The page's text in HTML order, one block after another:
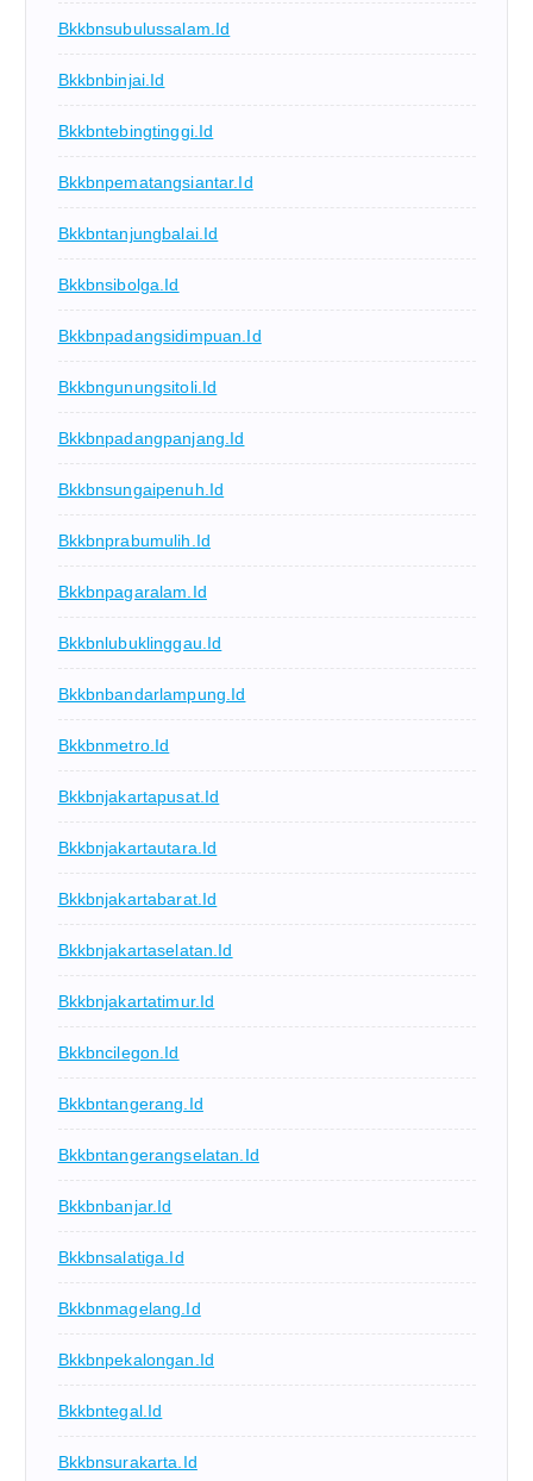
Bkkbnsubulussalam.id
Bkkbnbinjai.id
Bkkbntebingtinggi.id
Bkkbnpematangsiantar.id
Bkkbntanjungbalai.id
Bkkbnsibolga.id
Bkkbnpadangsidimpuan.id
Bkkbngunungsitoli.id
Bkkbnpadangpanjang.id
Bkkbnsungaipenuh.id
Bkkbnprabumulih.id
Bkkbnpagaralam.id
Bkkbnlubuklinggau.id
Bkkbnbandarlampung.id
Bkkbnmetro.id
Bkkbnjakartapusat.id
Bkkbnjakartautara.id
Bkkbnjakartabarat.id
Bkkbnjakartaselatan.id
Bkkbnjakartatimur.id
Bkkbncilegon.id
Bkkbntangerang.id
Bkkbntangerangselatan.id
Bkkbnbanjar.id
Bkkbnsalatiga.id
Bkkbnmagelang.id
Bkkbnpekalongan.id
Bkkbntegal.id
Bkkbnsurakarta.id